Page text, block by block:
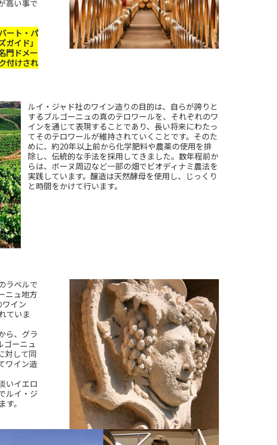
高い事で
ート・パ
イド」
門ドメー
付けされ
ルイ・ジャド社のワイン造りの目的は、自らが誇りと
するブルゴーニュの真のテロワールを、それぞれのワ
インを通じて表現することであり、長い将来にわたっ
てそのテロワールが維持されていくことです。そのた
めに、約20年以上前から化学肥料や農薬の使用を排
除し、伝統的な手法を採用してきました。数年程前か
らは、ボーヌ周辺など一部の畑でビオディナミ農法を
実践しています。醸造は天然酵母を使用し、じっくり
と時間をかけて行います。
ラベルで
ニュ地方
ワイン
ていま
ら、グラ
ゴーニュ
対して同
ワイン造
いイエロ
ルイ・ジ
。